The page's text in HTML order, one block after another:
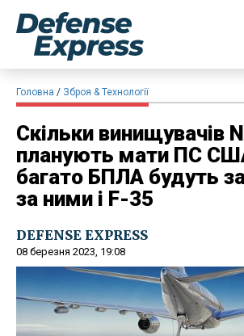
Головна Зброя & Технології
Скільки винищувачів
планують мати ПС
багато БПЛА будуть
за ними і F-35
DEFENSE EXPRESS
08 березня 2023, 19:08